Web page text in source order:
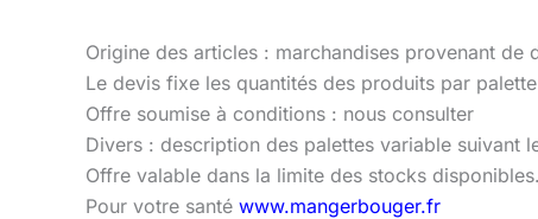
Origine des articles : marchandises provenant de
Le devis fixe les quantités des produits par
Offre soumise à conditions : nous consulter
Divers : description des palettes variable suivant
Offre valable dans la limite des stocks
Pour votre santé www.mangerbouger.fr